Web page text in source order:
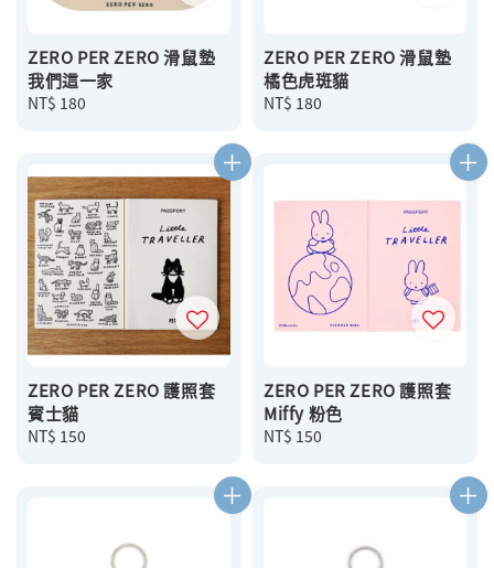
ZERO PER ZERO 滑鼠墊
我們這一家
Regular
NT$ 180
ZERO PER ZERO 滑鼠墊
橘色虎斑貓
Regular
NT$ 180
ZERO PER ZERO 護照套
賓士貓
Regular
NT$ 150
ZERO PER ZERO 護照套
Miffy 粉色
Regular
NT$ 150